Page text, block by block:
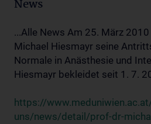
News
...Alle News Am 25. März 2010
Michael Hiesmayr seine
Normale in Anästhesie und
Hiesmayr bekleidet seit 1. 7.
https://
uns/news/detail/prof-dr-